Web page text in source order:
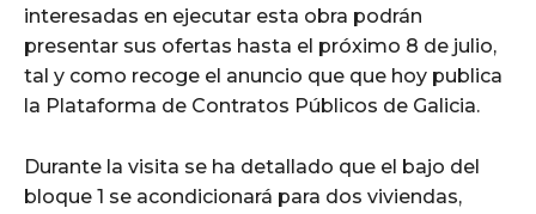
interesadas en ejecutar esta obra podrán
presentar sus ofertas hasta el próximo 8 de julio,
tal y como recoge el anuncio que que hoy publica
la Plataforma de Contratos Públicos de Galicia.
Durante la visita se ha detallado que el bajo del
bloque 1 se acondicionará para dos viviendas,